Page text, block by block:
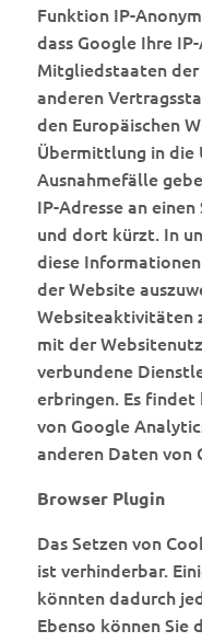
Funktion IP-
dass Google Ihre
Mitgliedstaaten der
anderen
den Europäischen
Übermittlung in die
Ausnahmefälle
IP-Adresse an
und dort kürzt. In
diese
der Website
Websiteaktivitäten
mit der
verbundene
erbringen. Es findet
von Google
anderen Daten von
Browser Plugin
Das Setzen von
ist verhinderbar.
könnten dadurch
Ebenso können Sie